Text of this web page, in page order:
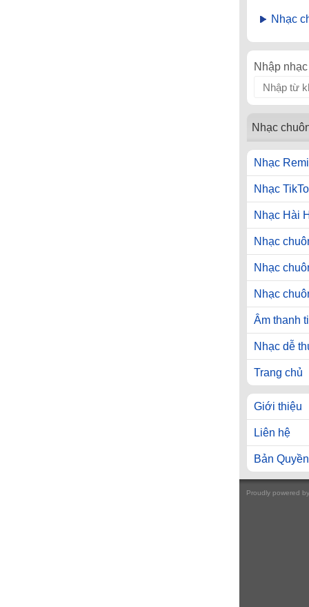
Nhạc
Nhập
Nhạc
Nhạc
Nhạc
Nhạc Hài
Nhạc
Nhạc
Nhạc
Âm thanh
Nhạc dễ
Trang chủ
Giới thiệu
Liên hệ
Bản Quyền
Proudly powered